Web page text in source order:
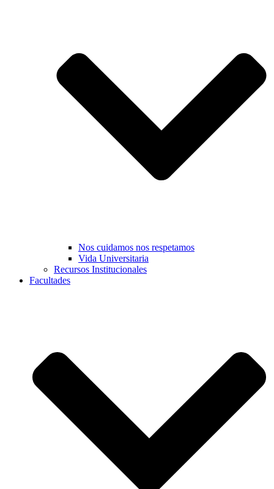
Nos cuidamos nos respetamos
Vida Universitaria
Recursos Institucionales
Facultades